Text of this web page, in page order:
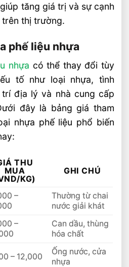
tăng giá trị và sự cạnh
trên thị trường.
phế liệu nhựa
nhựa có thể thay đổi tùy
tố như loại nhựa, tình
địa lý và nhà cung cấp
đây là bảng giá tham
nhựa phế liệu phổ biến
THU
MUA
KG)
GHI CHÚ
–
Thường từ chai
nước giải khát
–
Can dầu, thùng
hóa chất
– 12,000
Ống nước, cửa
nhựa